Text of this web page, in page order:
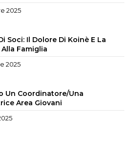
2025
Soci: Il Dolore Di Koinè E La
Famiglia
2025
Un Coordinatore/una
Area Giovani